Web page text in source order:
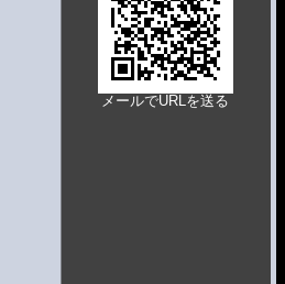
メールでURLを送る